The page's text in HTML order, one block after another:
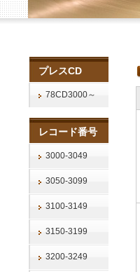
プレスCD
78CD3000～
レコード番号
3000-3049
3050-3099
3100-3149
3150-3199
3200-3249